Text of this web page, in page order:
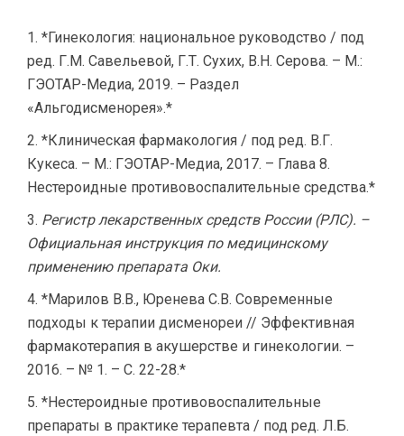
*Гинекология: национальное руководство / под
ред. Г.М. Савельевой, Г.Т. Сухих, В.Н. Серова. – М.:
ГЭОТАР-Медиа, 2019. – Раздел
«Альгодисменорея».*
*Клиническая фармакология / под ред. В.Г.
Кукеса. – М.: ГЭОТАР-Медиа, 2017. – Глава 8.
Нестероидные противовоспалительные средства.*
Регистр лекарственных средств России (РЛС). –
Официальная инструкция по медицинскому
применению препарата Оки.
*Марилов В.В., Юренева С.В. Современные
подходы к терапии дисменореи // Эффективная
фармакотерапия в акушерстве и гинекологии. –
2016. – № 1. – С. 22-28.*
*Нестероидные противовоспалительные
препараты в практике терапевта / под ред. Л.Б.